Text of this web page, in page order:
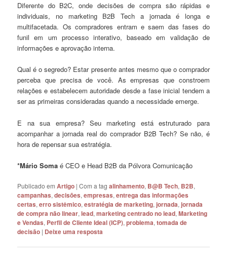
Diferente do B2C, onde decisões de compra são rápidas e
individuais, no marketing B2B Tech a jornada é longa e
multifacetada. Os compradores entram e saem das fases do
funil em um processo interativo, baseado em validação de
informações e aprovação interna.
Qual é o segredo? Estar presente antes mesmo que o comprador
perceba que precisa de você. As empresas que constroem
relações e estabelecem autoridade desde a fase inicial tendem a
ser as primeiras consideradas quando a necessidade emerge.
E na sua empresa? Seu marketing está estruturado para
acompanhar a jornada real do comprador B2B Tech? Se não, é
hora de repensar sua estratégia.
*Mário Soma é CEO e Head B2B da Pólvora Comunicação
Publicado em Artigo |Com a tagalinhamento, B@B Tech, B2B,
campanhas,decisões,empresas,entrega das informações
certas,erro sistêmico,estratégia de marketing,jornada,jornada
de compra não linear,lead,marketing centrado no lead,Marketing
e Vendas, Perfil de Cliente Ideal (ICP),problema,tomada de
decisão | Deixe uma resposta